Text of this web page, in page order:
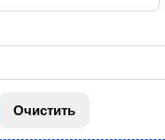
Очистить